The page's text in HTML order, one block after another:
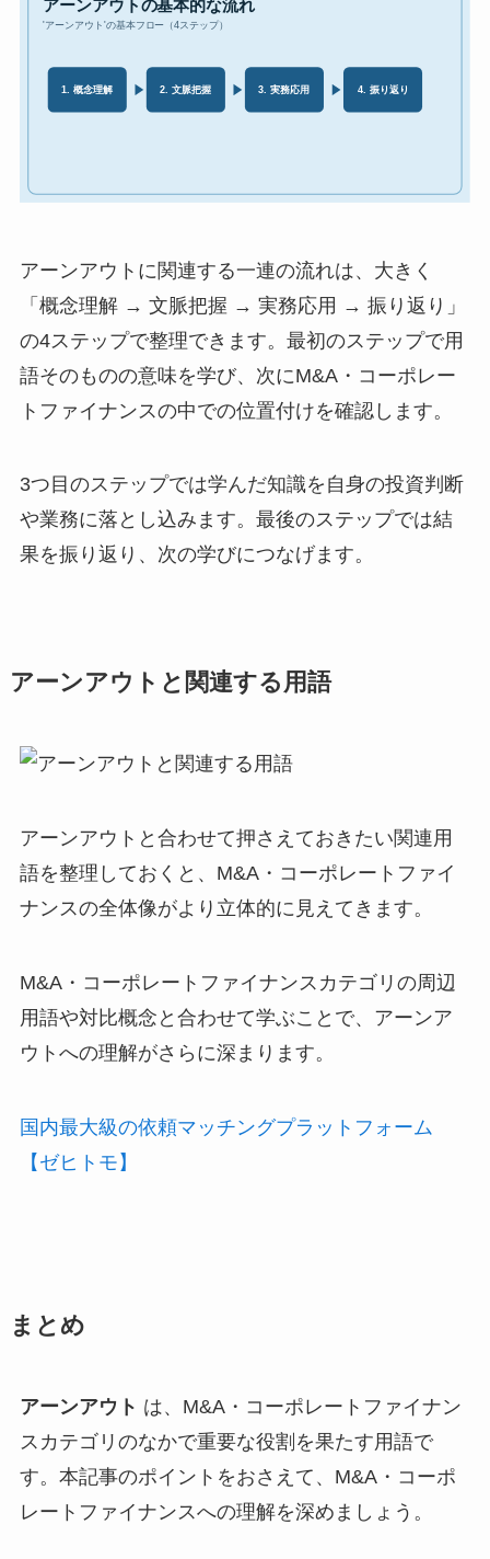
アーンアウトに関連する一連の流れは、大きく
「概念理解 → 文脈把握 → 実務応用 → 振り返り」
の4ステップで整理できます。最初のステップで用
語そのものの意味を学び、次にM&A・コーポレー
トファイナンスの中での位置付けを確認します。
3つ目のステップでは学んだ知識を自身の投資判断
や業務に落とし込みます。最後のステップでは結
果を振り返り、次の学びにつなげます。
アーンアウトと関連する用語
アーンアウトと合わせて押さえておきたい関連用
語を整理しておくと、M&A・コーポレートファイ
ナンスの全体像がより立体的に見えてきます。
M&A・コーポレートファイナンスカテゴリの周辺
用語や対比概念と合わせて学ぶことで、アーンア
ウトへの理解がさらに深まります。
国内最大級の依頼マッチングプラットフォーム
【ゼヒトモ】
まとめ
アーンアウト は、M&A・コーポレートファイナン
スカテゴリのなかで重要な役割を果たす用語で
す。本記事のポイントをおさえて、M&A・コーポ
レートファイナンスへの理解を深めましょう。